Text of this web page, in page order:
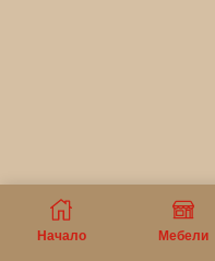
Начало Мебели